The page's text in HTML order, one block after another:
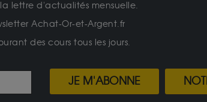
lettre d'actualités mensuelle.
Achat-Or-et-Argent.fr
des cours tous les jours.
JE M'ABONNE